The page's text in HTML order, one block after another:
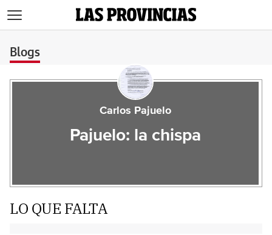
Blogs
Carlos Pajuelo
Pajuelo: la chispa
LO QUE FALTA